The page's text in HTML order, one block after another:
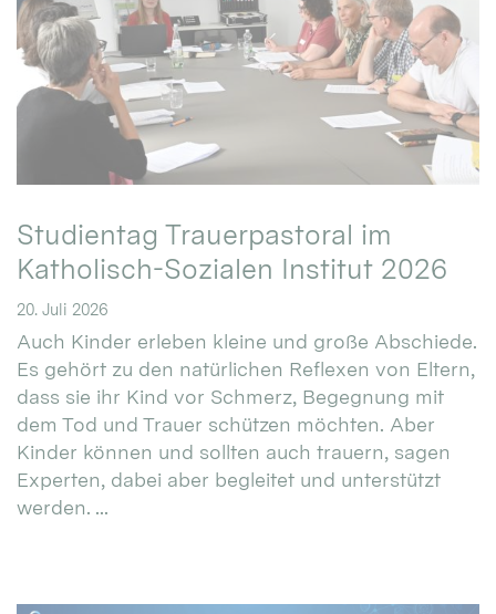
Studientag Trauerpastoral im
Katholisch-Sozialen Institut 2026
20. Juli 2026
Auch Kinder erleben kleine und große Abschiede.
Es gehört zu den natürlichen Reflexen von Eltern,
dass sie ihr Kind vor Schmerz, Begegnung mit
dem Tod und Trauer schützen möchten. Aber
Kinder können und sollten auch trauern, sagen
Experten, dabei aber begleitet und unterstützt
werden. ...